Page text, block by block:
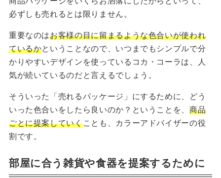
必ずしも売れるとは限りません。
重要なのはお客様の目に留まるような色合いが使われ
ているかということなので、いつまでもシンプルで分
かりやすいデザインを使っているコカ・コーラは、人
気が続いているのだと言えるでしょう。
そういった「売れるパッケージ」にするために、どう
いった色合いをしたら良いのか？ということを、 商品
ごとに提案していくことも、カラーアドバイザーの役
割です。
部屋に合う雑貨や食器を提案するために